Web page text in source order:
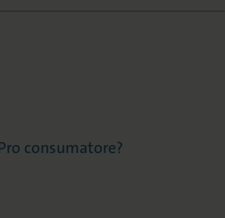
consumatore?